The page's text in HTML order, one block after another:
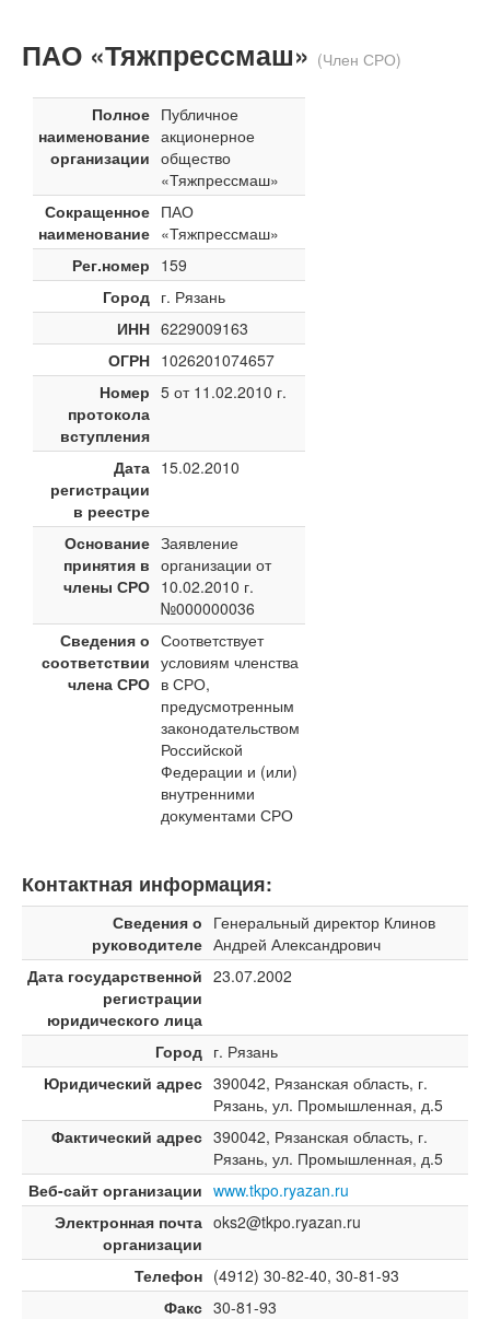
ПАО «Тяжпрессмаш» (Член СРО)
Полное
наименование
организации
Публичное
акционерное
общество
«Тяжпрессмаш»
Сокращенное
наименование
ПАО
«Тяжпрессмаш»
Рег.номер 159
Город г. Рязань
ИНН 6229009163
ОГРН 1026201074657
Номер
протокола
вступления
5 от 11.02.2010 г.
Дата
регистрации
в реестре
15.02.2010
Основание
принятия в
члены СРО
Заявление
организации от
10.02.2010 г.
№000000036
Сведения о
соответствии
члена СРО
Соответствует
условиям членства
в СРО,
предусмотренным
законодательством
Российской
Федерации и (или)
внутренними
документами СРО
Контактная информация:
Сведения о
руководителе
Генеральный директор Клинов
Андрей Александрович
Дата государственной
регистрации
юридического лица
23.07.2002
Город г. Рязань
Юридический адрес 390042, Рязанская область, г.
Рязань, ул. Промышленная, д.5
Фактический адрес 390042, Рязанская область, г.
Рязань, ул. Промышленная, д.5
Веб-сайт организации www.tkpo.ryazan.ru
Электронная почта
организации
oks2@tkpo.ryazan.ru
Телефон (4912) 30-82-40, 30-81-93
Факс 30-81-93